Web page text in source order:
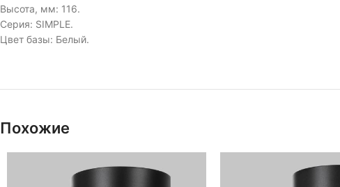
Высота, мм: 116.
Серия: SIMPLE.
Цвет базы: Белый.
Похожие